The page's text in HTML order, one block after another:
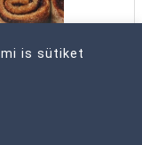
is sütiket